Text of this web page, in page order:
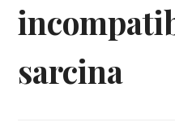
sarcina